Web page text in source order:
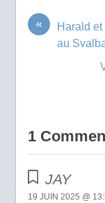
«
Harald
au
1
JAY
19 JUIN 2025 @